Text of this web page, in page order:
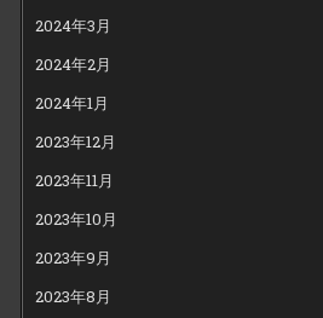
2024年3月
2024年2月
2024年1月
2023年12月
2023年11月
2023年10月
2023年9月
2023年8月